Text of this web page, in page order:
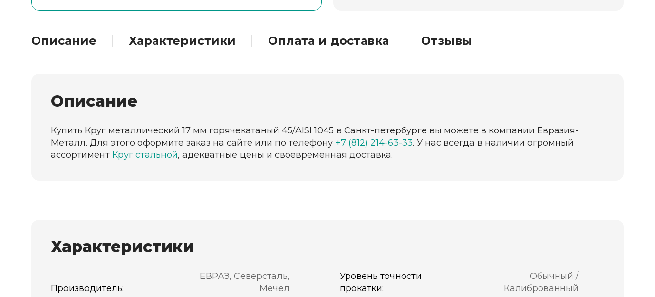
Описание Характеристики Оплата и доставка Отзывы
Описание
Купить Круг металлический 17 мм горячекатаный 45/AISI 1045 в Санкт-петербурге вы можете в компании Евразия-
Металл. Для этого оформите заказ на сайте или по телефону +7 (812) 214-63-33. У нас всегда в наличии огромный
ассортимент Круг стальной, адекватные цены и своевременная доставка.
Характеристики
Производитель:
ЕВРАЗ, Северсталь,
Мечел
Уровень точности
прокатки:
Обычный /
Калиброванный